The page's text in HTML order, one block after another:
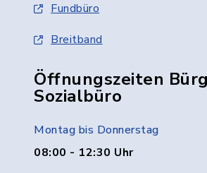
Fundbüro
Breitband
Öffnungszeiten
Sozialbüro
Montag bis Donnerstag
08:00 - 12:30 Uhr